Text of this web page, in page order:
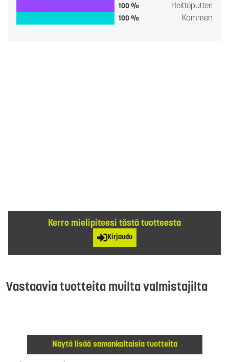
100 % Heittoputteri
100 % Kämmen
Kerro mielipiteesi tästä tuotteesta
Kirjaudu
Vastaavia tuotteita muilta valmistajilta
Näytä lisää samankaltaisia tuotteita